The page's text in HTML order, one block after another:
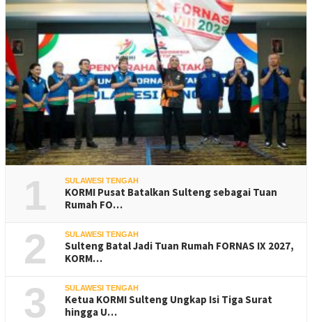
1 SULAWESI TENGAH
KORMI Pusat Batalkan Sulteng sebagai Tuan
Rumah FO…
2 SULAWESI TENGAH
Sulteng Batal Jadi Tuan Rumah FORNAS IX 2027,
KORM…
3 SULAWESI TENGAH
Ketua KORMI Sulteng Ungkap Isi Tiga Surat
hingga U…